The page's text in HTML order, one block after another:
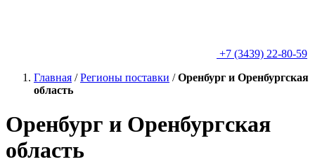
+7 (3439) 22-80-59
Главная /Регионы поставки /Оренбург и Оренбургская
область
Оренбург и Оренбургская
область